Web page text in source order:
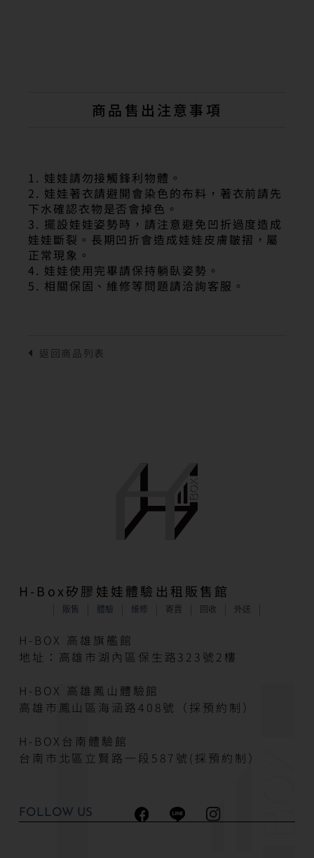
商品售出注意事項
1. 娃娃請勿接觸鋒利物體。
2. 娃娃著衣請避開會染色的布料，著衣前請先
下水確認衣物是否會掉色。
3. 擺設娃娃姿勢時，請注意避免凹折過度造成
娃娃斷裂。長期凹折會造成娃娃皮膚皺摺，屬
正常現象。
4. 娃娃使用完畢請保持躺臥姿勢。
5. 相關保固、維修等問題請洽詢客服。
H-Box矽膠娃娃體驗出租販售館
販售 體驗 維修 寄賣 回收 外送
H-BOX 高雄旗艦館
地址：高雄市湖內區保生路323號2樓
H-BOX 高雄鳳山體驗館
高雄市鳳山區海涵路408號（採預約制）
H-BOX台南體驗館
台南市北區立賢路一段587號(採預約制）
FOLLOW US